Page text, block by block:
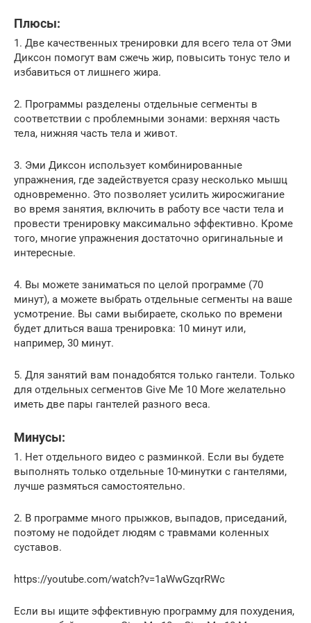
Плюсы:
1. Две качественных тренировки для всего тела от Эми
Диксон помогут вам сжечь жир, повысить тонус тело и
избавиться от лишнего жира.
2. Программы разделены отдельные сегменты в
соответствии с проблемными зонами: верхняя часть
тела, нижняя часть тела и живот.
3. Эми Диксон использует комбинированные
упражнения, где задействуется сразу несколько мышц
одновременно. Это позволяет усилить жиросжигание
во время занятия, включить в работу все части тела и
провести тренировку максимально эффективно. Кроме
того, многие упражнения достаточно оригинальные и
интересные.
4. Вы можете заниматься по целой программе (70
минут), а можете выбрать отдельные сегменты на ваше
усмотрение. Вы сами выбираете, сколько по времени
будет длиться ваша тренировка: 10 минут или,
например, 30 минут.
5. Для занятий вам понадобятся только гантели. Только
для отдельных сегментов Give Me 10 More желательно
иметь две пары гантелей разного веса.
Минусы:
1. Нет отдельного видео с разминкой. Если вы будете
выполнять только отдельные 10-минутки с гантелями,
лучше размяться самостоятельно.
2. В программе много прыжков, выпадов, приседаний,
поэтому не подойдет людям с травмами коленных
суставов.
https://youtube.com/watch?v=1aWwGzqrRWc
Если вы ищите эффективную программу для похудения,